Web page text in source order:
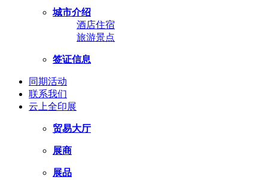
城市介绍
酒店住宿
旅游景点
签证信息
同期活动
联系我们
云上全印展
贸易大厅
展商
展品